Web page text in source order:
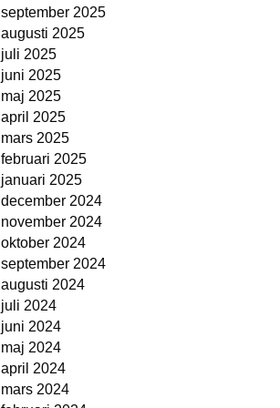
september 2025
augusti 2025
juli 2025
juni 2025
maj 2025
april 2025
mars 2025
februari 2025
januari 2025
december 2024
november 2024
oktober 2024
september 2024
augusti 2024
juli 2024
juni 2024
maj 2024
april 2024
mars 2024